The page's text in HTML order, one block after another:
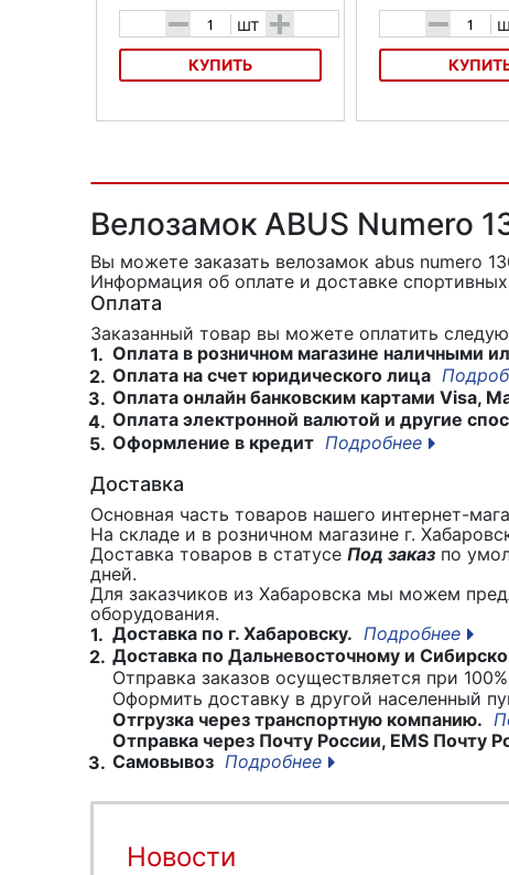
- шт +
КУПИТЬ
-
Характеристика:
Тип: трос с ключом
Материал: Сталь в
Толшина троса(мм):
Ключ: 2 шт.
Уровень защиты: 1
Вес: 300 г.
Велозамок ABUS Numero
Вы можете заказать велозамок abus numero
Информация об оплате и доставке
Оплата
Заказанный товар вы можете оплатить
1. Оплата в розничном магазине наличными
2. Оплата на счет юридического лица
3. Оплата онлайн банковским картами Visa,
4. Оплата электронной валютой и другие
5. Оформление в кредит Подробнее
Доставка
Основная часть товаров нашего интернет-
На складе и в розничном магазине г.
Доставка товаров в статусе Под заказ по
дней.
Для заказчиков из Хабаровска мы можем
оборудования.
1. Доставка по г. Хабаровску. Подробнее
2. Доставка по Дальневосточному и
Отправка заказов осуществляется при
Оформить доставку в другой населенный
Отгрузка через транспортную компанию.
Отправка через Почту России, EMS Почту
3. Самовывоз Подробнее
Новости